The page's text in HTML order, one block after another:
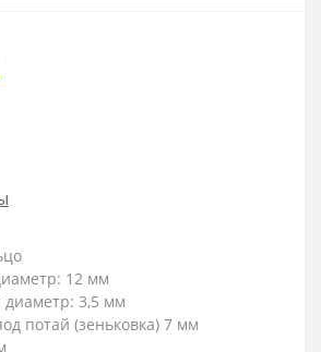
12 мм
диаметр: 3,5 мм
потай (зеньковка) 7 мм